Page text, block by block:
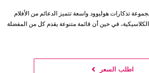
تذكارات هوليوود واسعة تتميز الدعائم من الأفلام
الكلاسيكية، في حين أن قائمة متنوعة يقدم كل من المفضلة
اطلب السعر